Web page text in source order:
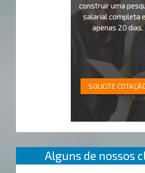
construir uma
salarial completa
apenas 20 dias.
SOLICITE
Alguns de nossos